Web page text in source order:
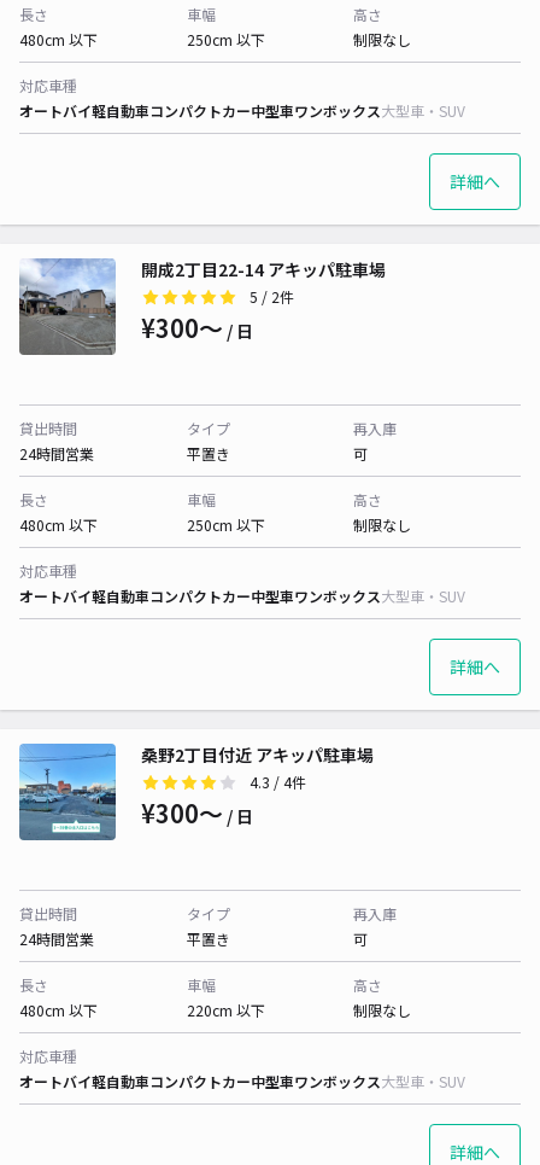
長さ
480cm 以下
車幅
250cm 以下
高さ
制限なし
対応車種
オートバイ軽自動車コンパクトカー中型車ワンボックス大型車・SUV
詳細へ
開成2丁目22-14 アキッパ駐車場
5 / 2件
¥300〜 / 日
貸出時間
24時間営業
タイプ
平置き
再入庫
可
長さ
480cm 以下
車幅
250cm 以下
高さ
制限なし
対応車種
オートバイ軽自動車コンパクトカー中型車ワンボックス大型車・SUV
詳細へ
桑野2丁目付近 アキッパ駐車場
4.3 / 4件
¥300〜 / 日
貸出時間
24時間営業
タイプ
平置き
再入庫
可
長さ
480cm 以下
車幅
220cm 以下
高さ
制限なし
対応車種
オートバイ軽自動車コンパクトカー中型車ワンボックス大型車・SUV
詳細へ